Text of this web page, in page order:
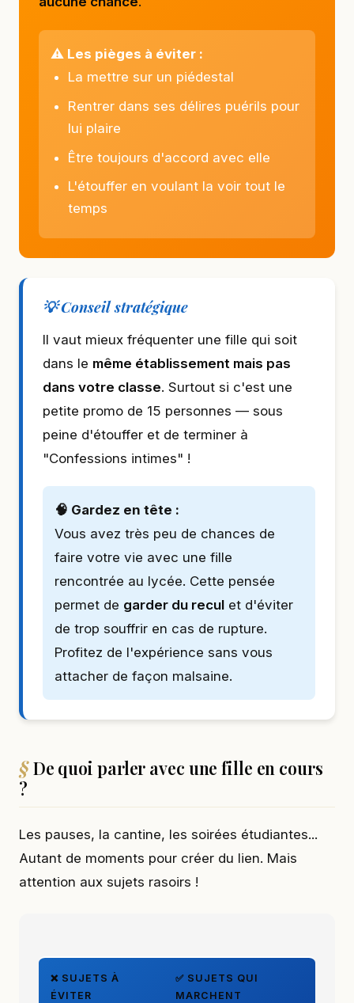
⚠️ Les pièges à éviter :
La mettre sur un piédestal
Rentrer dans ses délires puérils pour
lui plaire
Être toujours d'accord avec elle
L'étouffer en voulant la voir tout le
temps
💡 Conseil stratégique
Il vaut mieux fréquenter une fille qui soit
dans le même établissement mais pas
dans votre classe. Surtout si c'est une
petite promo de 15 personnes — sous
peine d'étouffer et de terminer à
"Confessions intimes" !
🧠 Gardez en tête :
Vous avez très peu de chances de
faire votre vie avec une fille
rencontrée au lycée. Cette pensée
permet de garder du recul et d'éviter
de trop souffrir en cas de rupture.
Profitez de l'expérience sans vous
attacher de façon malsaine.
De quoi parler avec une fille en cours
?
Les pauses, la cantine, les soirées étudiantes...
Autant de moments pour créer du lien. Mais
attention aux sujets rasoirs !
❌ SUJETS À
ÉVITER
✅ SUJETS QUI
MARCHENT